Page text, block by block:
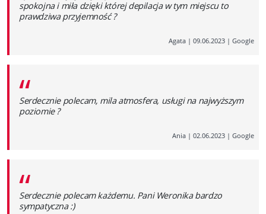
spokojna i miła dzięki której depilacja w tym miejscu to
prawdziwa przyjemność ?
Agata | 09.06.2023 | Google
“
Serdecznie polecam, mila atmosfera, usługi na najwyższym
poziomie ?
Ania | 02.06.2023 | Google
“
Serdecznie polecam każdemu. Pani Weronika bardzo
sympatyczna :)